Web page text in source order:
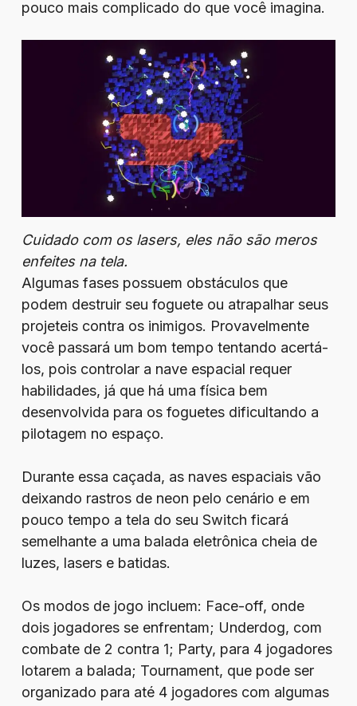
pouco mais complicado do que você imagina.
Cuidado com os lasers, eles não são meros
enfeites na tela.
Algumas fases possuem obstáculos que
podem destruir seu foguete ou atrapalhar seus
projeteis contra os inimigos. Provavelmente
você passará um bom tempo tentando acertá-
los, pois controlar a nave espacial requer
habilidades, já que há uma física bem
desenvolvida para os foguetes dificultando a
pilotagem no espaço.
Durante essa caçada, as naves espaciais vão
deixando rastros de neon pelo cenário e em
pouco tempo a tela do seu Switch ficará
semelhante a uma balada eletrônica cheia de
luzes, lasers e batidas.
Os modos de jogo incluem: Face-off, onde
dois jogadores se enfrentam; Underdog, com
combate de 2 contra 1; Party, para 4 jogadores
lotarem a balada; Tournament, que pode ser
organizado para até 4 jogadores com algumas